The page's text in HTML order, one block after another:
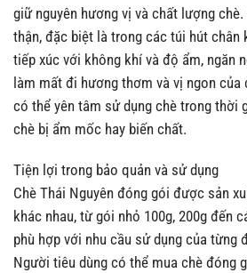
giữ nguyên hương vị và chất lượng
thận, đặc biệt là trong các túi hút chân
tiếp xúc với không khí và độ ẩm, ngăn
làm mất đi hương thơm và vị ngon của
có thể yên tâm sử dụng chè trong thời
chè bị ẩm mốc hay biến chất.
Tiện lợi trong bảo quản và sử dụng
Chè Thái Nguyên đóng gói được sản
khác nhau, từ gói nhỏ 100g, 200g đến
phù hợp với nhu cầu sử dụng của từng
Người tiêu dùng có thể mua chè đóng